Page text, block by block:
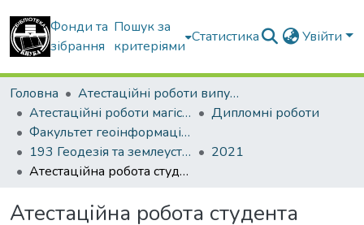
Фонди та
зібрання
Пошук за
критеріями
Статистика Увійти
Головна
Атестаційні роботи випускників
Атестаційні роботи магістрів
Дипломні роботи
Факультет геоінформаційних систем та управління територіями
193 Геодезія та землеустрій. Геоінформаційні системи і технології
2021
Атестаційна робота студента Третяка Владислава Максимовича
Атестаційна робота студента